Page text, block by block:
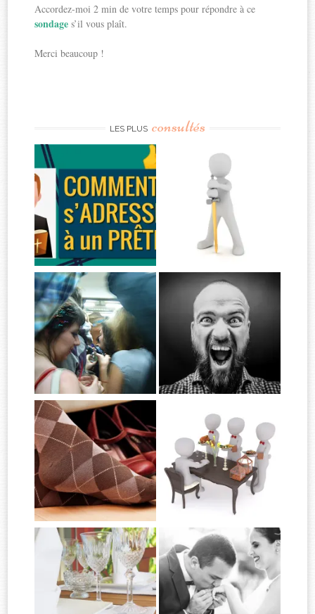
Accordez-moi 2 min de votre temps pour répondre à ce
sondages’il vous plaît.
Merci beaucoup !
LES PLUS consultés